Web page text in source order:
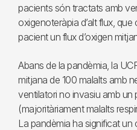
pacients són tractats amb
oxigenoteràpia d’alt flux,
pacient un flux d’oxigen
Abans de la pandèmia, la
mitjana de 100 malalts amb
ventilatori no invasiu amb un
(majoritàriament malalts
La pandèmia ha significat un